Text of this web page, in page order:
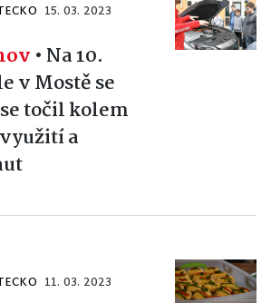
15. 03. 2023
• Na 10.
v Mostě se
točil kolem
a
11. 03. 2023